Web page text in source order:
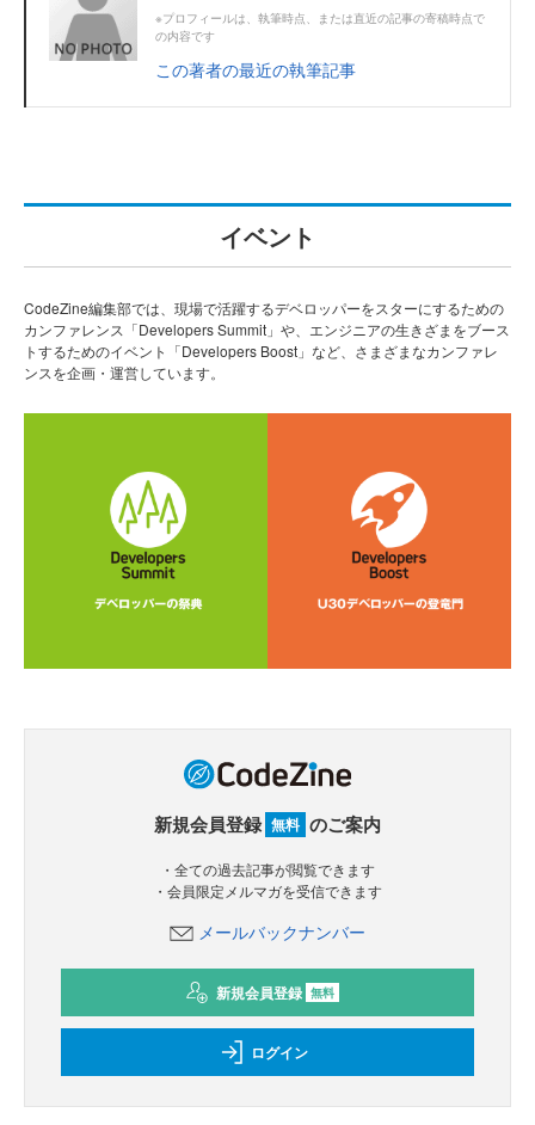
※プロフィールは、執筆時点、または直近の記事の寄稿時点で
の内容です
この著者の最近の執筆記事
イベント
CodeZine編集部では、現場で活躍するデベロッパーをスターにするための
カンファレンス「Developers Summit」や、エンジニアの生きざまをブース
トするためのイベント「Developers Boost」など、さまざまなカンファレ
ンスを企画・運営しています。
新規会員登録 無料 のご案内
・全ての過去記事が閲覧できます
・会員限定メルマガを受信できます
メールバックナンバー
新規会員登録 無料
ログイン